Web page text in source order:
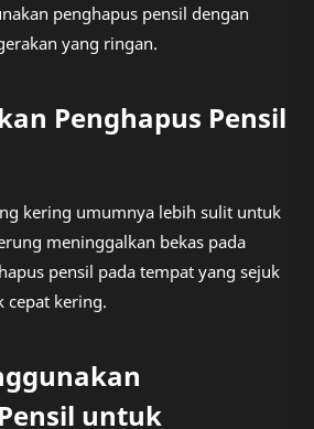
penghapus pensil dengan
yang ringan.
Penghapus Pensil
kering umumnya lebih sulit untuk
meninggalkan bekas pada
pensil pada tempat yang sejuk
cepat kering.
untuk